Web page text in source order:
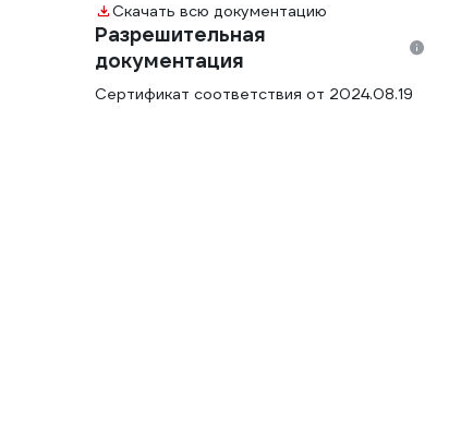
Скачать всю документацию
Разрешительная
документация
Сертификат соответствия от 2024.08.19